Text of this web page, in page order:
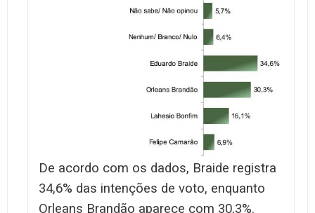
De acordo com os dados, Braide registra
34,6% das intenções de voto, enquanto
Orleans Brandão aparece com 30,3%.